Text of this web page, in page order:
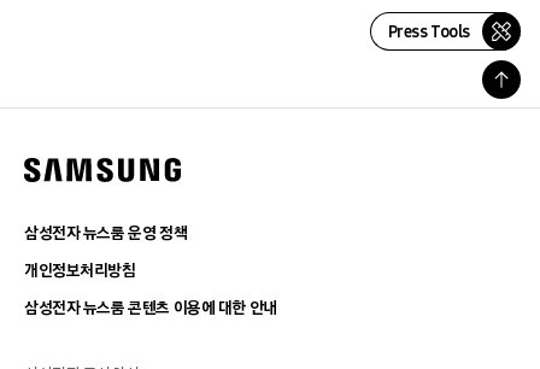
Press Tools
삼성전자 뉴스룸 운영 정책
개인정보처리방침
삼성전자 뉴스룸 콘텐츠 이용에 대한 안내